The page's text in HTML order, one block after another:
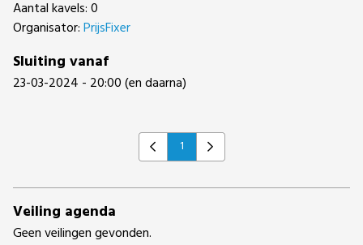
Aantal kavels: 0
Organisator:PrijsFixer
Sluiting vanaf
23-03-2024 - 20:00 (en daarna)
Previous
1 Next
Veiling agenda
Geen veilingen gevonden.